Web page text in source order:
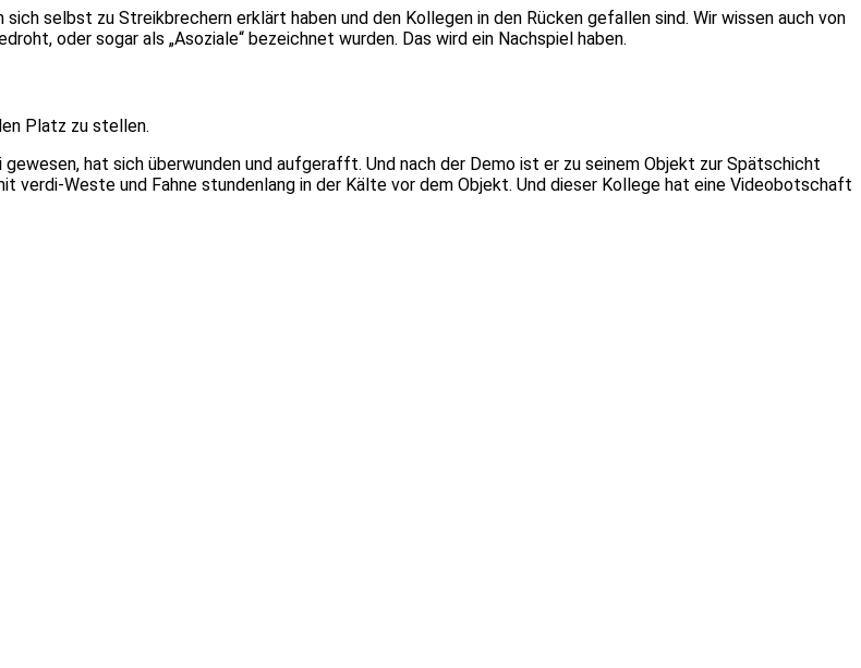
selbst zu Streikbrechern erklärt haben und den Kollegen in den Rücken gefallen sind. Wir wissen auch von
oder sogar als „Asoziale“ bezeichnet wurden. Das wird ein Nachspiel haben.
Platz zu stellen.
hat sich überwunden und aufgerafft. Und nach der Demo ist er zu seinem Objekt zur Spätschicht
verdi-Weste und Fahne stundenlang in der Kälte vor dem Objekt. Und dieser Kollege hat eine Videobotschaft